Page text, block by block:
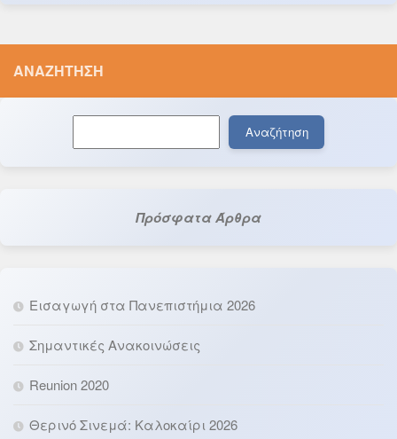
ΑΝΑΖΉΤΗΣΗ
Αναζήτηση
Πρόσφατα Άρθρα
Εισαγωγή στα Πανεπιστήμια 2026
Σημαντικές Ανακοινώσεις
Reunion 2020
Θερινό Σινεμά: Καλοκαίρι 2026